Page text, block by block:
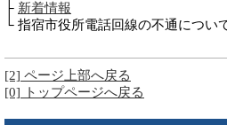
├ 新着情報
└ 指宿市役所電話回線の不通につい
[2] ページ上部へ戻る
[0] トップページへ戻る